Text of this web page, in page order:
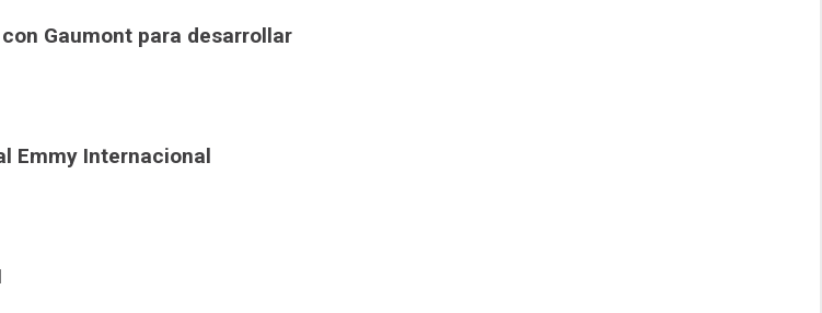
Gaumont para desarrollar
Emmy Internacional